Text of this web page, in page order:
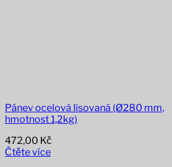
Pánev ocelová lisovaná (Ø280 mm,
hmotnost 1,2kg)
472,00 Kč
Čtěte více